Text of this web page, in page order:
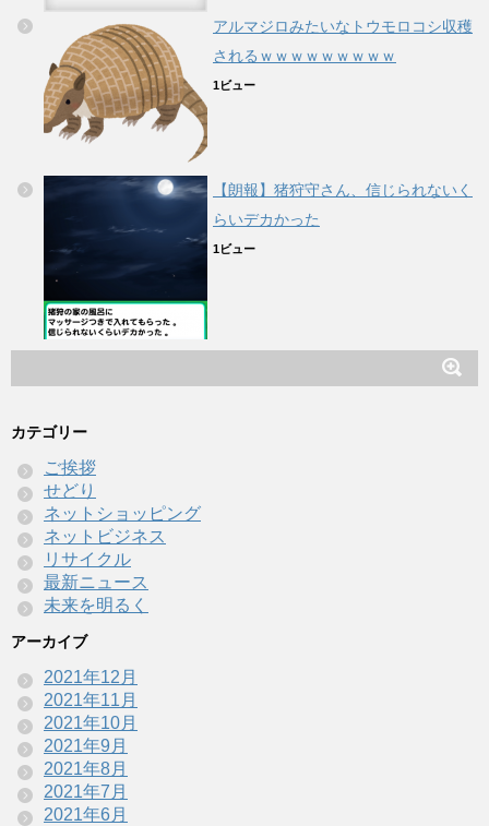
アルマジロみたいなトウモロコシ収穫
されるｗｗｗｗｗｗｗｗｗ
1ビュー
【朗報】猪狩守さん、信じられないく
らいデカかった
1ビュー
カテゴリー
ご挨拶
せどり
ネットショッピング
ネットビジネス
リサイクル
最新ニュース
未来を明るく
アーカイブ
2021年12月
2021年11月
2021年10月
2021年9月
2021年8月
2021年7月
2021年6月